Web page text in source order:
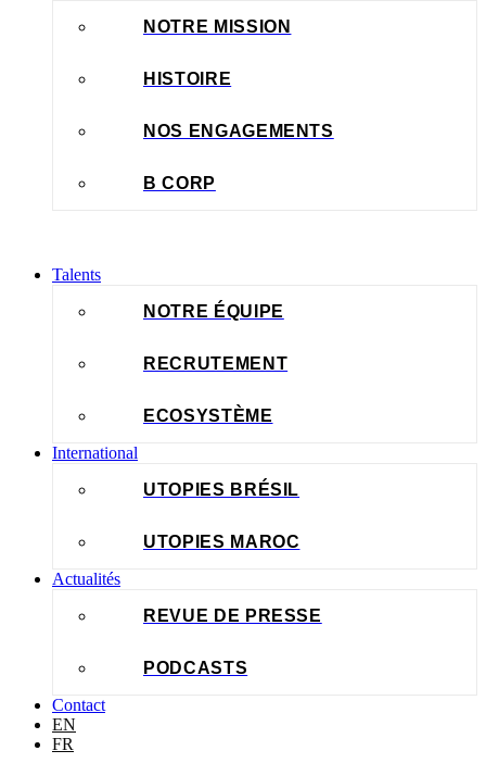
NOTRE MISSION
HISTOIRE
NOS ENGAGEMENTS
B CORP
Talents
NOTRE ÉQUIPE
RECRUTEMENT
ECOSYSTÈME
International
UTOPIES BRÉSIL
UTOPIES MAROC
Actualités
REVUE DE PRESSE
PODCASTS
Contact
EN
FR